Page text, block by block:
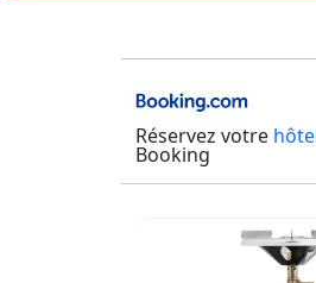
Réservez votre
Booking